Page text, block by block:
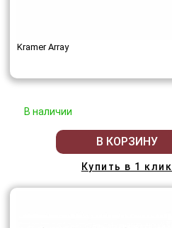
Kramer Array
В наличии
В КОРЗИНУ
Купить в 1 клик